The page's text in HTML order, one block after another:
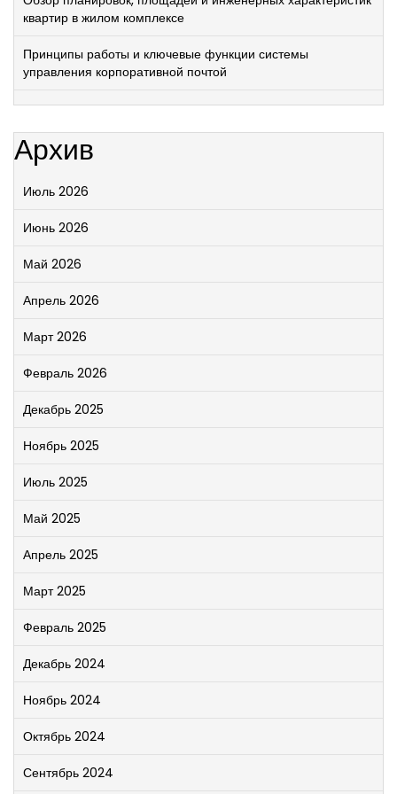
квартир в жилом комплексе
Принципы работы и ключевые функции системы
управления корпоративной почтой
Архив
Июль 2026
Июнь 2026
Май 2026
Апрель 2026
Март 2026
Февраль 2026
Декабрь 2025
Ноябрь 2025
Июль 2025
Май 2025
Апрель 2025
Март 2025
Февраль 2025
Декабрь 2024
Ноябрь 2024
Октябрь 2024
Сентябрь 2024